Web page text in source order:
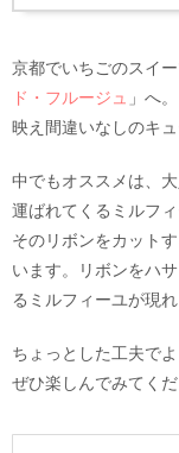
京都でいちごのスイ
ド・フルージュ 」へ
映え間違いなしのキ
中でもオススメは、
運ばれてくるミルフ
そのリボンをカット
います。リボンをハ
るミルフィーユが現
ちょっとした工夫で
ぜひ楽しんでみてくだ